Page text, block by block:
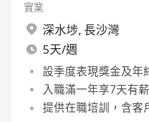
實業
深水埗, 長沙灣
5天/週
設季度表現獎金及年
入職滿一年享7天有
提供在職培訓，含客